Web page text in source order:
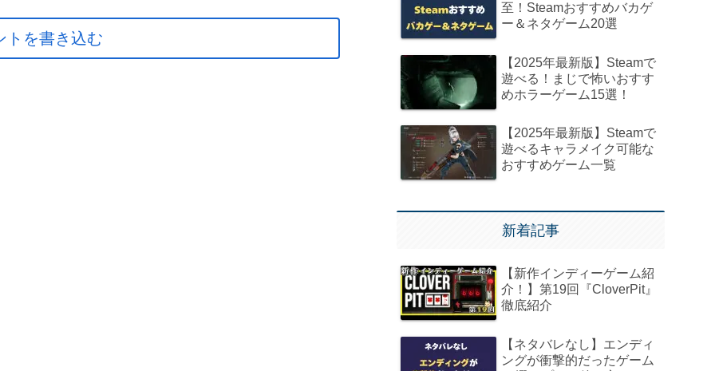
トを書き込む
至！Steamおすすめバカゲ
ー＆ネタゲーム20選
【2025年最新版】Steamで
遊べる！まじで怖いおすす
めホラーゲーム15選！
【2025年最新版】Steamで
遊べるキャラメイク可能な
おすすめゲーム一覧
新着記事
【新作インディーゲーム紹
介！】第19回『CloverPit』
徹底紹介
【ネタバレなし】エンディ
ングが衝撃的だったゲーム